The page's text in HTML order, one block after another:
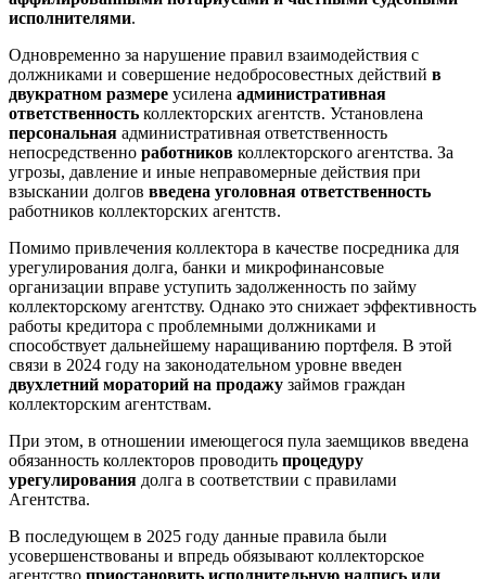
исполнителями.
Одновременно за нарушение правил взаимодействия с
должниками и совершение недобросовестных действий в
двукратном размере усилена административная
ответственность коллекторских агентств. Установлена
персональная административная ответственность
непосредственно работников коллекторского агентства. За
угрозы, давление и иные неправомерные действия при
взыскании долгов введена уголовная ответственность
работников коллекторских агентств.
Помимо привлечения коллектора в качестве посредника для
урегулирования долга, банки и микрофинансовые
организации вправе уступить задолженность по займу
коллекторскому агентству. Однако это снижает эффективность
работы кредитора с проблемными должниками и
способствует дальнейшему наращиванию портфеля. В этой
связи в 2024 году на законодательном уровне введен
двухлетний мораторий на продажу займов граждан
коллекторским агентствам.
При этом, в отношении имеющегося пула заемщиков введена
обязанность коллекторов проводить процедуру
урегулирования долга в соответствии с правилами
Агентства.
В последующем в 2025 году данные правила были
усовершенствованы и впредь обязывают коллекторское